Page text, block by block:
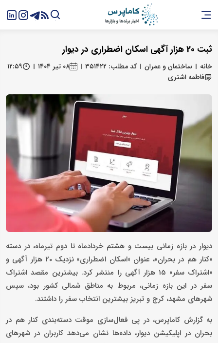
ثبت 20 هزار آگهی اسکان اضطراری در دیوار
خانه ساختمان و عمران کد مطلب: ۳۵۱۴۲۲ ۰۸ تیر ۱۴۰۴
۱۲:۵۹
فاطمه اشتری
دیوار در بازه زمانی بیست و هشتم خردادماه تا دوم تیرماه، در دسته
«کنار هم در بحران»، عنوان «اسکان اضطراری» نزدیک 20 هزار آگهی و
«اشتراک سفر» 15 هزار آگهی را منتشر کرد. بیشترین مقصد اشتراک
سفر در این بازه زمانی، مربوط به مناطق شمالی کشور بود، سپس
شهرهای مشهد، کرج و تبریز بیشترین انتخاب سفر را داشتند.
به گزارش کاماپرس، در پی فعال‌سازی موقت دسته‌بندی کنار هم در
بحران در اپلیکیشن دیوار، داده‌ها نشان می‌دهد کاربران در شهرهای